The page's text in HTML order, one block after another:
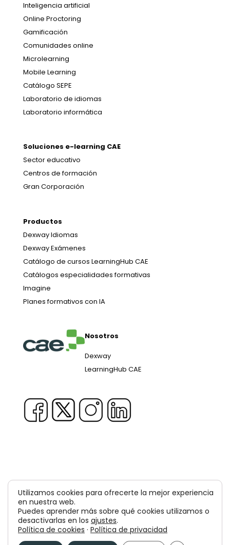
Inteligencia artificial
Online Proctoring
Gamificación
Comunidades online
Microlearning
Mobile Learning
Catálogo SEPE
Laboratorio de idiomas
Laboratorio informática
Soluciones e-learning CAE
Sector educativo
Centros de formación
Gran Corporación
Productos
Dexway Idiomas
Dexway Exámenes
Catálogo de cursos LearningHub CAE
Catálogos especialidades formativas
Imagine
Planes formativos con IA
Nosotros
Dexway
LearningHub CAE
Computer Aided USA Corp. & Computer Aided
Elearning, SA
Aviso legal
Política de privacidad
Utilizamos cookies para ofrecerte la mejor experiencia
en nuestra web.
Puedes aprender más sobre qué cookies utilizamos o
desactivarlas en los ajustes.
Política de cookies · Política de privacidad